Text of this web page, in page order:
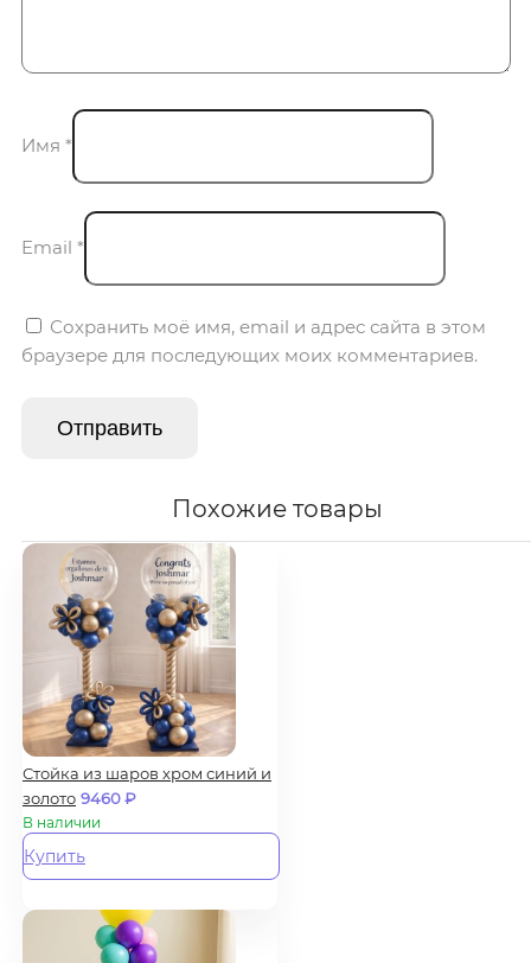
Имя *
Email *
Сохранить моё имя, email и адрес сайта в этом
браузере для последующих моих комментариев.
Похожие товары
Стойка из шаров хром синий и
золото 9460₽
В наличии
Купить